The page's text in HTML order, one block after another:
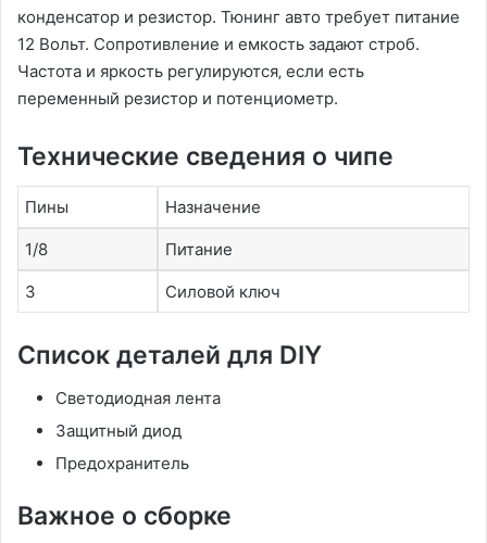
конденсатор и резистор. Тюнинг авто требует питание
12 Вольт. Сопротивление и емкость задают строб.
Частота и яркость регулируются‚ если есть
переменный резистор и потенциометр.
Технические сведения о чипе
Пины Назначение
1/8 Питание
3 Силовой ключ
Список деталей для DIY
Светодиодная лента
Защитный диод
Предохранитель
Важное о сборке